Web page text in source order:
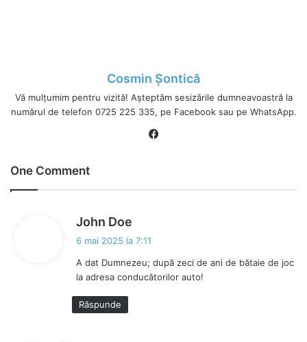
Cosmin Șontică
Vă mulțumim pentru vizită! Așteptăm sesizările dumneavoastră la
numărul de telefon 0725 225 335, pe Facebook sau pe WhatsApp.
One Comment
John Doe
n
e
6 mai 2025 la 7:11
A dat Dumnezeu; după zeci de ani de bătaie de joc
la adresa conducătorilor auto!
Răspunde